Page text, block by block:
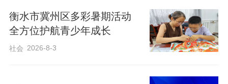
境。这些故事就发生在大家身边，语言朴
实，情感真挚，引发了在场居民的强烈共
衡水市冀州区多彩暑期活动
全方位护航青少年成长
社会 2026-8-3